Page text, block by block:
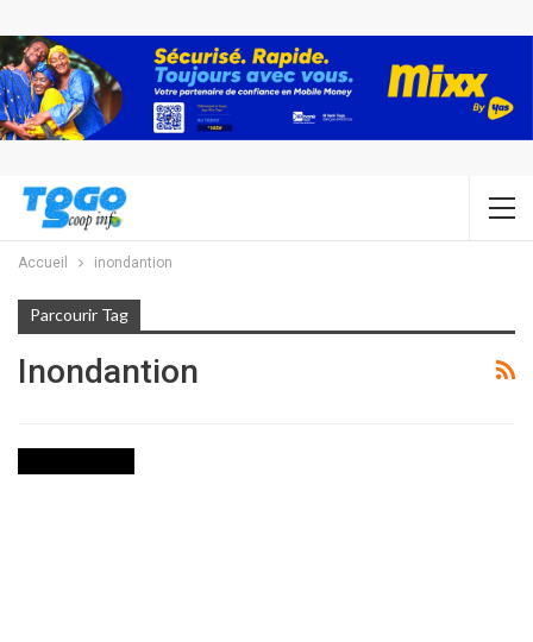
Accueil inondantion
Parcourir Tag
Inondantion